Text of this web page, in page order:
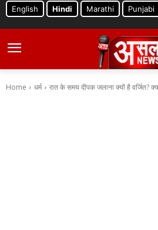
English Hindi Marathi Punjabi
Home धर्म रात के समय दीपक जलाना क्यों है वर्जित?